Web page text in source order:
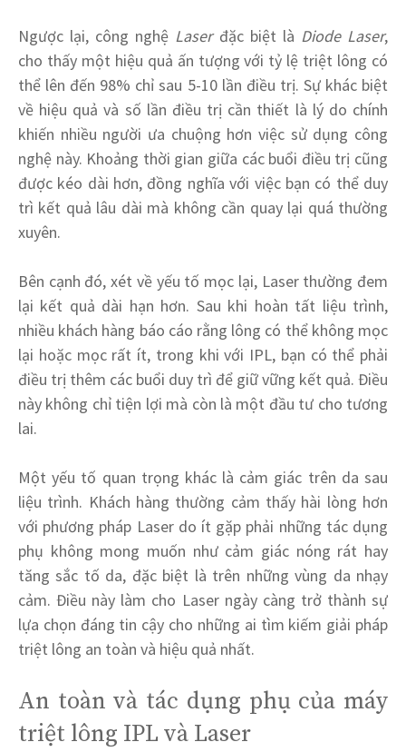
Ngược lại, công nghệ Laserđặc biệt là Diode Laser,
cho thấy một hiệu quả ấn tượng với tỷ lệ triệt lông có
thể lên đến 98% chỉ sau 5-10 lần điều trị. Sự khác biệt
về hiệu quả và số lần điều trị cần thiết là lý do chính
khiến nhiều người ưa chuộng hơn việc sử dụng công
nghệ này. Khoảng thời gian giữa các buổi điều trị cũng
được kéo dài hơn, đồng nghĩa với việc bạn có thể duy
trì kết quả lâu dài mà không cần quay lại quá thường
xuyên.
Bên cạnh đó, xét về yếu tố mọc lại, Laser thường đem
lại kết quả dài hạn hơn. Sau khi hoàn tất liệu trình,
nhiều khách hàng báo cáo rằng lông có thể không mọc
lại hoặc mọc rất ít, trong khi với IPL, bạn có thể phải
điều trị thêm các buổi duy trì để giữ vững kết quả. Điều
này không chỉ tiện lợi mà còn là một đầu tư cho tương
lai.
Một yếu tố quan trọng khác là cảm giác trên da sau
liệu trình. Khách hàng thường cảm thấy hài lòng hơn
với phương pháp Laser do ít gặp phải những tác dụng
phụ không mong muốn như cảm giác nóng rát hay
tăng sắc tố da, đặc biệt là trên những vùng da nhạy
cảm. Điều này làm cho Laser ngày càng trở thành sự
lựa chọn đáng tin cậy cho những ai tìm kiếm giải pháp
triệt lông an toàn và hiệu quả nhất.
An toàn và tác dụng phụ của máy
triệt lông IPL và Laser